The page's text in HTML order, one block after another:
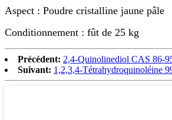
Aspect : Poudre cristalline jaune pâle
Conditionnement : fût de 25 kg
Précédent: 2,4-Quinolinediol CAS 86-
Suivant: 1,2,3,4-Tétrahydroquinoléine